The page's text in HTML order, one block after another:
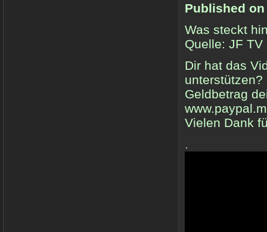
Published on
Was steckt
Quelle: JF TV
Dir hat das
Geldbetrag
Vielen Dank
.